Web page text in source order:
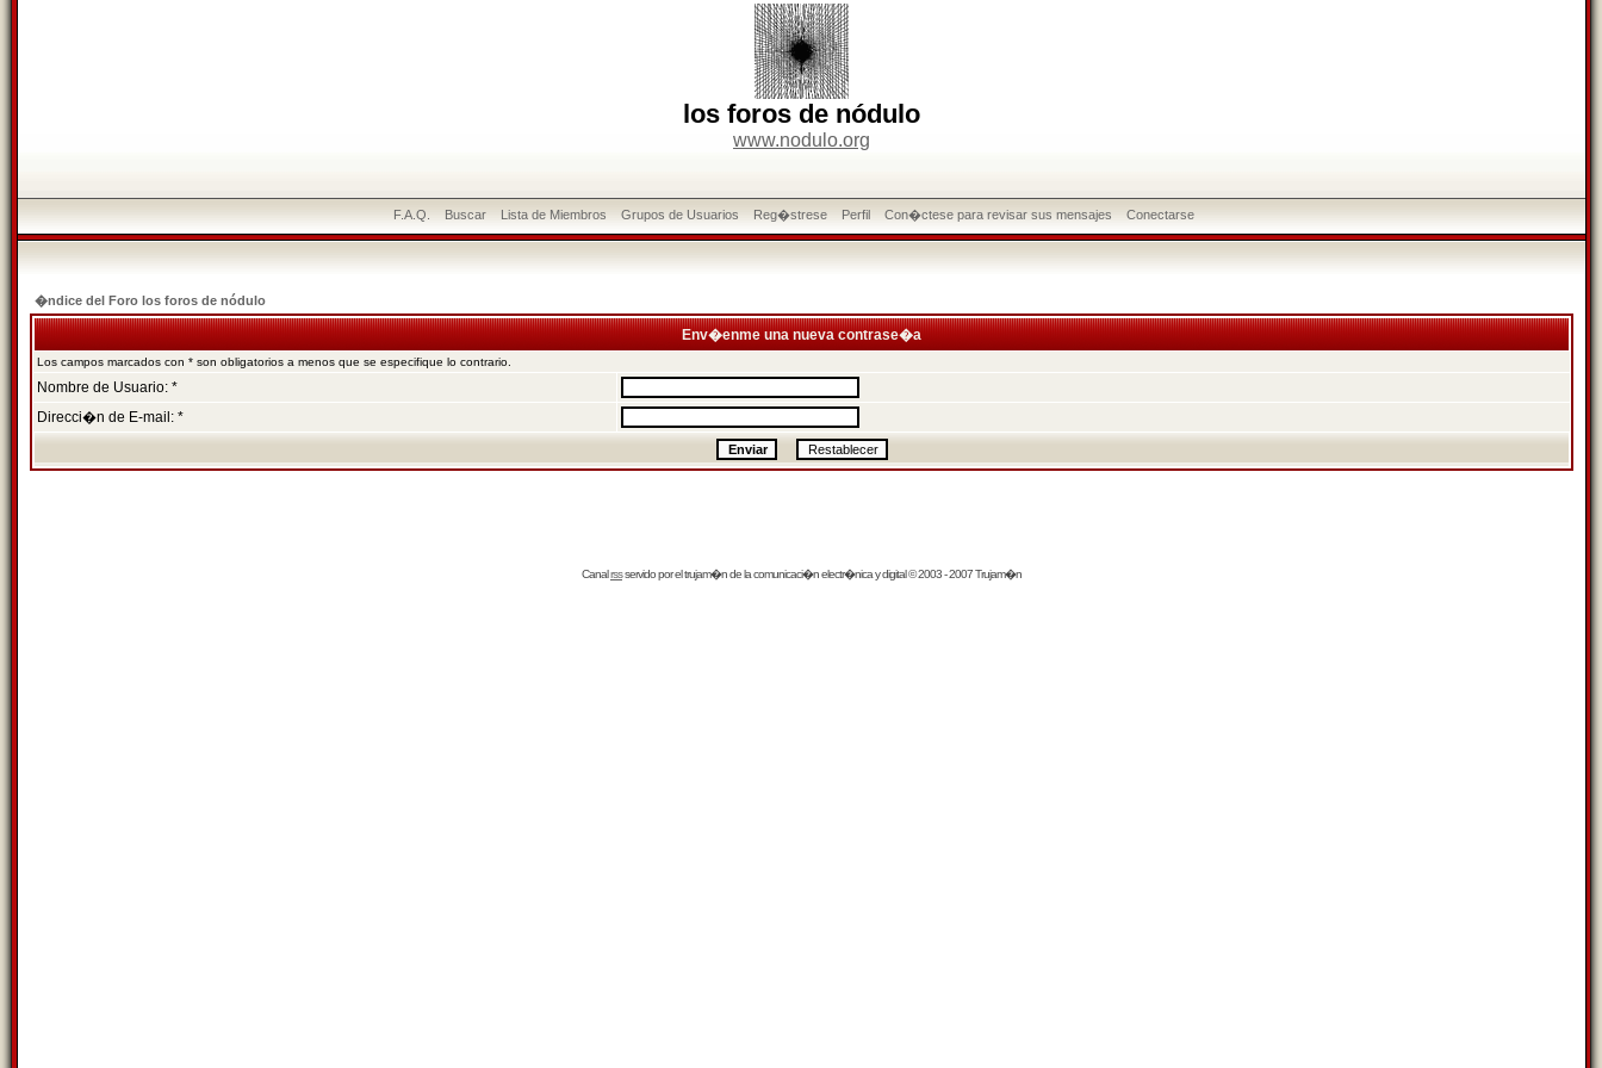
los foros de nódulo
www.nodulo.org
F.A.Q. Buscar Lista de Miembros Grupos de Usuarios Reg�strese Perfil Con�ctese para revisar sus mensajes Conectarse
�ndice del Foro los foros de nódulo
Env�enme una nueva contrase�a
Los campos marcados con * son obligatorios a menos que se especifique lo contrario.
Nombre de Usuario: *
Direcci�n de E-mail: *
Canalrssservido por eltrujam�nde la comunicaci�n electr�nica y digital © 2003 - 2007 Trujam�n